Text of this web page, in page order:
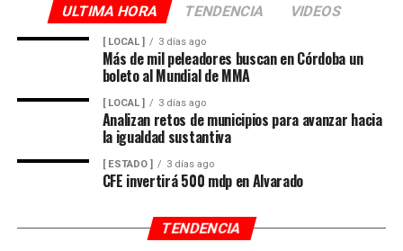
ULTIMA HORA TENDENCIA VIDEOS
[ LOCAL ] 3 días ago
Más de mil peleadores buscan en Córdoba un
boleto al Mundial de MMA
[ LOCAL ] 3 días ago
Analizan retos de municipios para avanzar hacia
la igualdad sustantiva
[ ESTADO ] 3 días ago
CFE invertirá 500 mdp en Alvarado
TENDENCIA